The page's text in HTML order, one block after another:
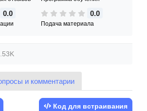
0.0 0.0
Подача материала
и комментарии
Код для встраивания